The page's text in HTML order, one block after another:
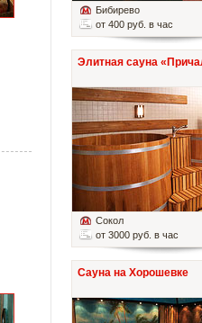
Бибирево
от 400 руб. в час
Элитная сауна
Сокол
от 3000 руб. в час
Сауна на Хорошевке